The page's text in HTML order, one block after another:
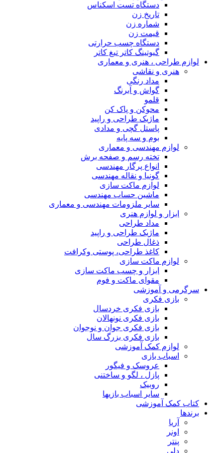
دستگاه تست اسکناس
تاریخ زن
شماره زن
قیمت زن
دستگاه چسب حرارتی
گیوتینگ کاتر تیغ کاتر
لوازم طراحی ، هنری و معماری
هنری و نقاشی
مداد رنگی
گواش و آبرنگ
قلمو
محوکن و پاک کن
ماژیک طراحی و راپید
پاستل گچی و مدادی
بوم و سه پایه
لوازم مهندسی و معماری
تخته رسم و صفحه برش
انواع پرگار مهندسی
گونیا و نقاله مهندسی
لوازم ماکت سازی
ماشین حساب مهندسی
سایر ملزومات مهندسی و معماری
ابزار و لوازم هنری
مداد طراحی
ماژیک طراحی و راپید
ذغال طراحی
کاغذ طراحی، پوستی وکرافت
لوازم ماکت سازی
ابزار و چسب ماکت سازی
مقوای ماکت و فوم
سرگرمی و آموزشی
بازی فکری
بازی فکری خردسال
بازی فکری نونهالان
بازی فکری جوان و نوجوان
بازی فکری بزرگ سال
لوازم کمک آموزشی
اسباب بازی
عروسک و فیگور
پازل ، لگو و ساختنی
روبیک
سایر اسباب بازیها
کتاب کمک آموزشی
برندها
آریا
اونر
پنتر
دلی